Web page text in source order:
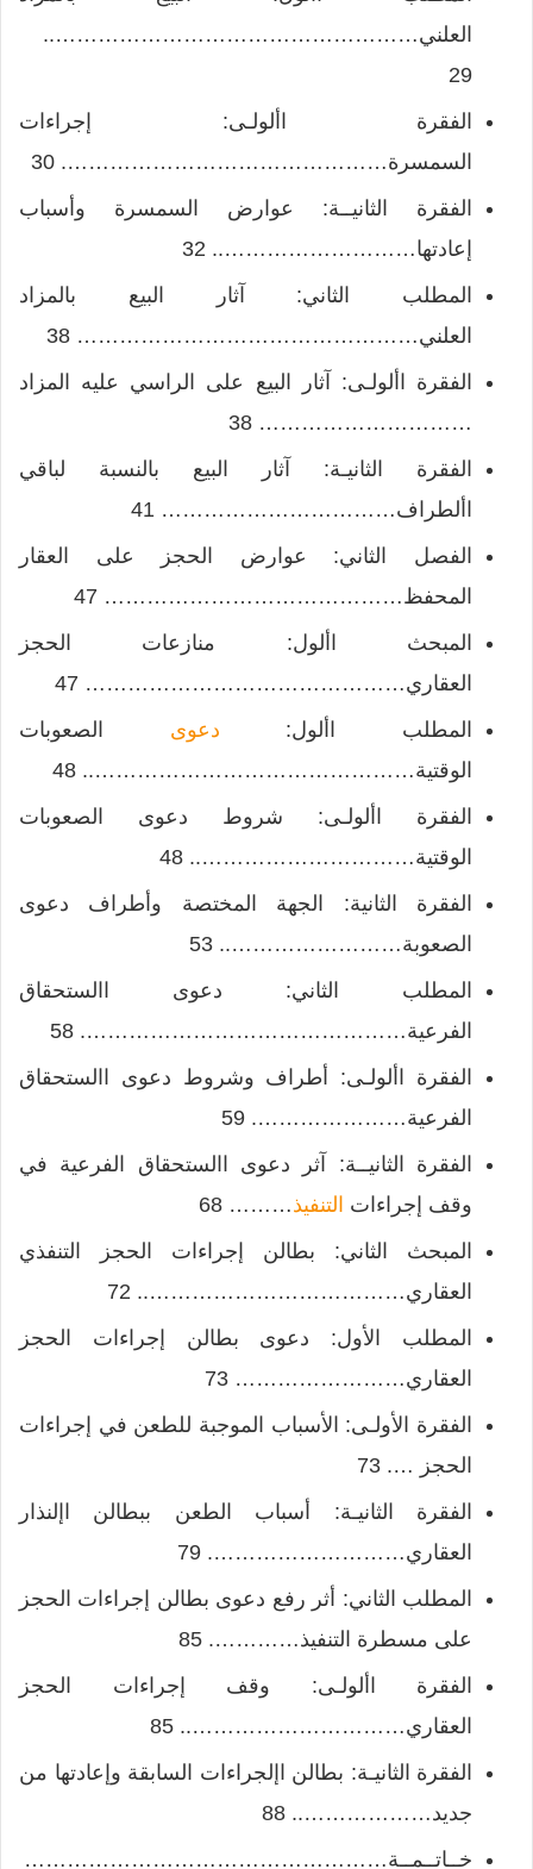
العلني……………………………………………..
29
الفقرة األولـى: إجراءات
السمسرة………………………………………. 30
الفقرة الثانيــة: عوارض السمسرة وأسباب
إعادتها……………………….. 32
المطلب الثاني: آثار البيع بالمزاد
العلني………………………………………… 38
الفقرة األولـى: آثار البيع على الراسي عليه المزاد
………………………… 38
الفقرة الثانيـة: آثار البيع بالنسبة لباقي
األطراف…………………………… 41
الفصل الثاني: عوارض الحجز على العقار
المحفظ…………………………………… 47
المبحث األول: منازعات الحجز
العقاري……………………………………… 47
المطلب األول: دعوى الصعوبات
الوقتية……………………………………….. 48
الفقرة األولـى: شروط دعوى الصعوبات
الوقتية………………………….. 48
الفقرة الثانية: الجهة المختصة وأطراف دعوى
الصعوبة…………………….. 53
المطلب الثاني: دعوى االستحقاق
الفرعية………………………………………. 58
الفقرة األولـى: أطراف وشروط دعوى االستحقاق
الفرعية…………………. 59
الفقرة الثانيــة: آثر دعوى االستحقاق الفرعية في
وقف إجراءات التنفيذ……… 68
المبحث الثاني: بطالن إجراءات الحجز التنفذي
العقاري……………………………….. 72
المطلب الأول: دعوى بطالن إجراءات الحجز
العقاري…………………… 73
الفقرة الأولـى: الأسباب الموجبة للطعن في إجراءات
الحجز …. 73
الفقرة الثانيـة: أسباب الطعن ببطالن اإلنذار
العقاري………………………. 79
المطلب الثاني: أثر رفع دعوى بطالن إجراءات الحجز
على مسطرة التنفيذ…………. 85
الفقرة األولـى: وقف إجراءات الحجز
العقاري………………………….. 85
الفقرة الثانيـة: بطالن اإلجراءات السابقة وإعادتها من
جديد……………….. 88
خــاتــمــة……………………………………………